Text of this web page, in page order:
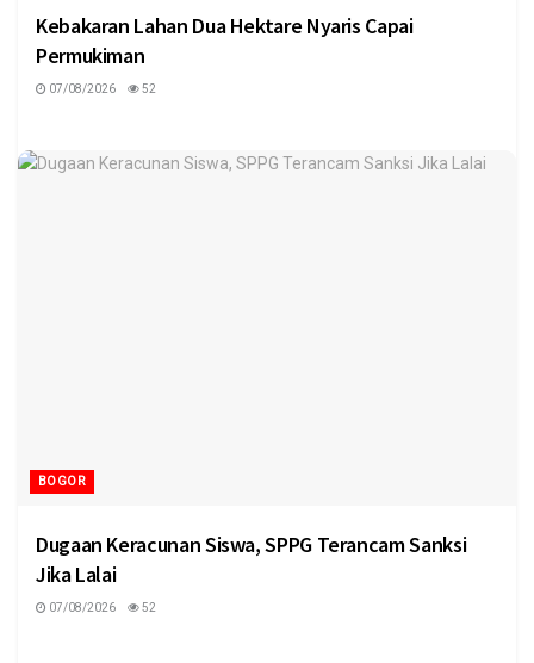
Kebakaran Lahan Dua Hektare Nyaris Capai
Permukiman
07/08/2026 52
BOGOR
Dugaan Keracunan Siswa, SPPG Terancam Sanksi
Jika Lalai
07/08/2026 52